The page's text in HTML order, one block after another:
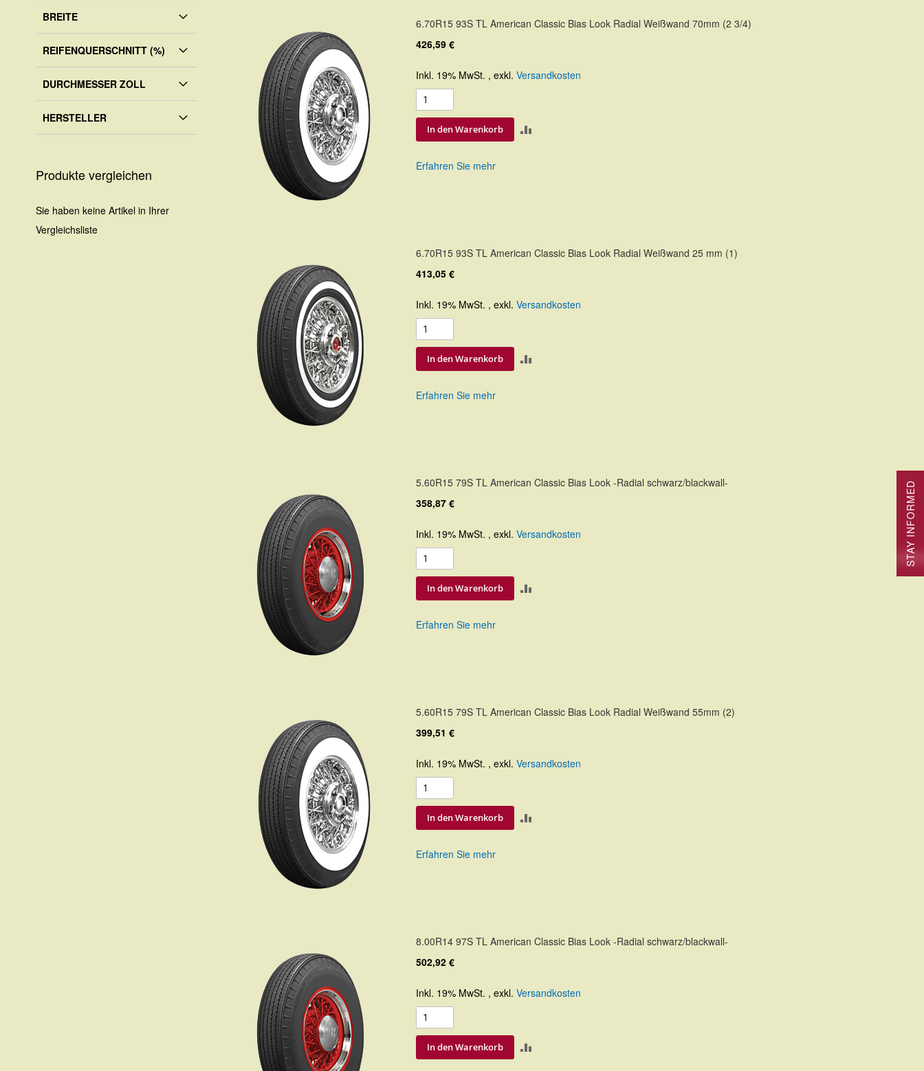
6.70R15 93S TL American Classic Bias Look Radial Weißwand 70mm (2 3/4)
426,59 €
Inkl. 19% MwSt. ,exkl.Versandkosten
In den Warenkorb
Erfahren Sie mehr
6.70R15 93S TL American Classic Bias Look Radial Weißwand 25 mm (1)
413,05 €
Inkl. 19% MwSt. ,exkl.Versandkosten
In den Warenkorb
Erfahren Sie mehr
5.60R15 79S TL American Classic Bias Look -Radial schwarz/blackwall-
358,87 €
Inkl. 19% MwSt. ,exkl.Versandkosten
In den Warenkorb
Erfahren Sie mehr
5.60R15 79S TL American Classic Bias Look Radial Weißwand 55mm (2)
399,51 €
Inkl. 19% MwSt. ,exkl.Versandkosten
In den Warenkorb
Erfahren Sie mehr
8.00R14 97S TL American Classic Bias Look -Radial schwarz/blackwall-
502,92 €
Inkl. 19% MwSt. ,exkl.Versandkosten
In den Warenkorb
BREITE
REIFENQUERSCHNITT (%)
DURCHMESSER ZOLL
HERSTELLER
Produkte vergleichen
Sie haben keine Artikel in Ihrer
Vergleichsliste
STAY INFORMED